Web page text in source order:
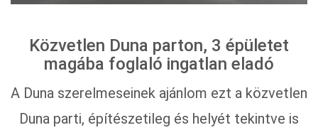
Közvetlen Duna parton, 3 épületet
magába foglaló ingatlan eladó
A Duna szerelmeseinek ajánlom ezt a közvetlen
Duna parti, építészetileg és helyét tekintve is